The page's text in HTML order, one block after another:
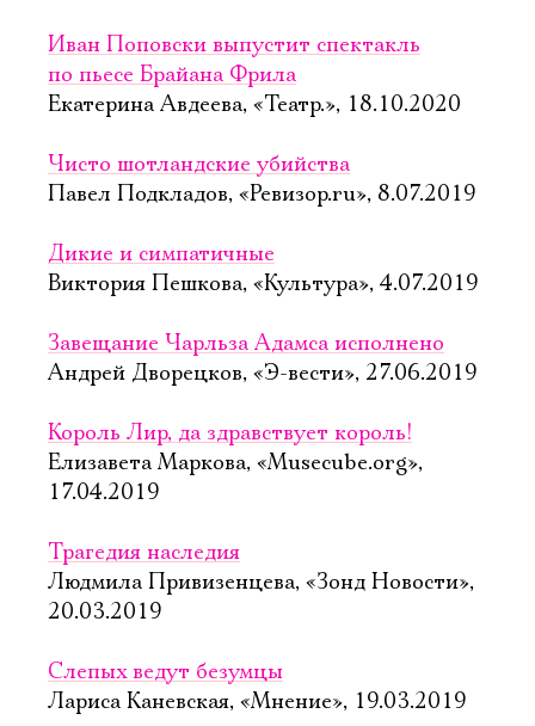
Иван Поповски выпустит спектакль
по пьесе Брайана Фрила
Екатерина Авдеева, «Театр.», 18.10.2020
Чисто шотландские убийства
Павел Подкладов, «Ревизор.ru», 8.07.2019
Дикие и симпатичные
Виктория Пешкова, «Культура», 4.07.2019
Завещание Чарльза Адамса исполнено
Андрей Дворецков, «Э-вести», 27.06.2019
Король Лир, да здравствует король!
Елизавета Маркова, «Musecube.org»,
17.04.2019
Трагедия наследия
Людмила Привизенцева, «Зонд Новости»,
20.03.2019
Слепых ведут безумцы
Лариса Каневская, «Мнение», 19.03.2019